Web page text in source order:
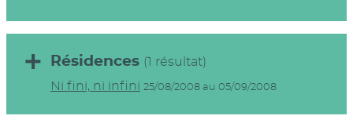
Résidences (1 résultat)
Ni fini, ni infini 25/08/2008 au 05/09/2008